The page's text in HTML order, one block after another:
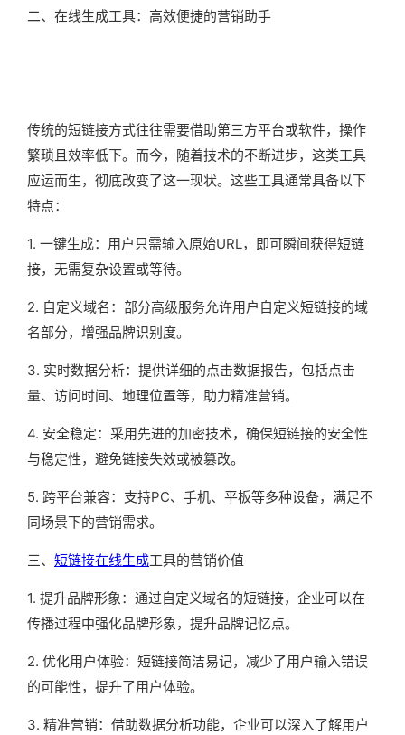
二、在线生成工具：高效便捷的营销助手
传统的短链接方式往往需要借助第三方平台或软件，操作
繁琐且效率低下。而今，随着技术的不断进步，这类工具
应运而生，彻底改变了这一现状。这些工具通常具备以下
特点：
1. 一键生成：用户只需输入原始URL，即可瞬间获得短链
接，无需复杂设置或等待。
2. 自定义域名：部分高级服务允许用户自定义短链接的域
名部分，增强品牌识别度。
3. 实时数据分析：提供详细的点击数据报告，包括点击
量、访问时间、地理位置等，助力精准营销。
4. 安全稳定：采用先进的加密技术，确保短链接的安全性
与稳定性，避免链接失效或被篡改。
5. 跨平台兼容：支持PC、手机、平板等多种设备，满足不
同场景下的营销需求。
三、 短链接在线生成工具的营销价值
1. 提升品牌形象：通过自定义域名的短链接，企业可以在
传播过程中强化品牌形象，提升品牌记忆点。
2. 优化用户体验：短链接简洁易记，减少了用户输入错误
的可能性，提升了用户体验。
3. 精准营销：借助数据分析功能，企业可以深入了解用户